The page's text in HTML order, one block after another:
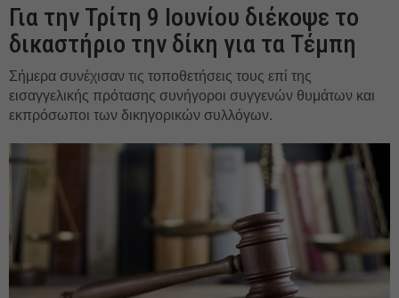
Για την Τρίτη 9 Ιουνίου διέκοψε το
δικαστήριο την δίκη για τα Τέμπη
Σήμερα συνέχισαν τις τοποθετήσεις τους επί της
εισαγγελικής πρότασης συνήγοροι συγγενών θυμάτων και
εκπρόσωποι των δικηγορικών συλλόγων.